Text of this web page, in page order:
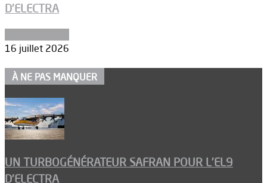
D’ELECTRA
16 juillet 2026
À NE PAS MANQUER
UN TURBOGÉNÉRATEUR SAFRAN POUR L’EL9
D’ELECTRA